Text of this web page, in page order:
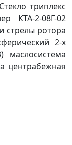
триплекс
КТА-2-08Г-02
стрелы ротора
2-х
маслосистема
центрабежная